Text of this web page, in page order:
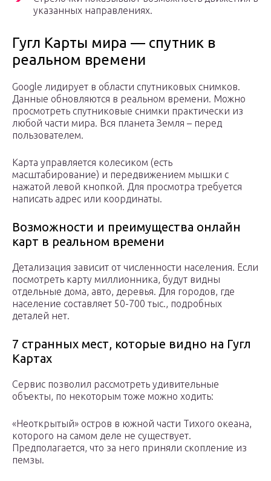
указанных направлениях.
Гугл Карты мира — спутник в
реальном времени
Google лидирует в области спутниковых снимков.
Данные обновляются в реальном времени. Можно
просмотреть спутниковые снимки практически из
любой части мира. Вся планета Земля – перед
пользователем.
Карта управляется колесиком (есть
масштабирование) и передвижением мышки с
нажатой левой кнопкой. Для просмотра требуется
написать адрес или координаты.
Возможности и преимущества онлайн
карт в реальном времени
Детализация зависит от численности населения. Если
посмотреть карту миллионника, будут видны
отдельные дома, авто, деревья. Для городов, где
население составляет 50-700 тыс., подробных
деталей нет.
7 странных мест, которые видно на Гугл
Картах
Сервис позволил рассмотреть удивительные
объекты, по некоторым тоже можно ходить:
«Неоткрытый» остров в южной части Тихого океана,
которого на самом деле не существует.
Предполагается, что за него приняли скопление из
пемзы.